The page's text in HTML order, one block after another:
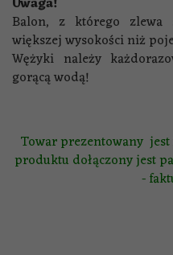
Balon, z którego zlewa
większej wysokości niż
Wężyki należy
gorącą wodą!
Towar prezentowany
produktu dołączony jest
-